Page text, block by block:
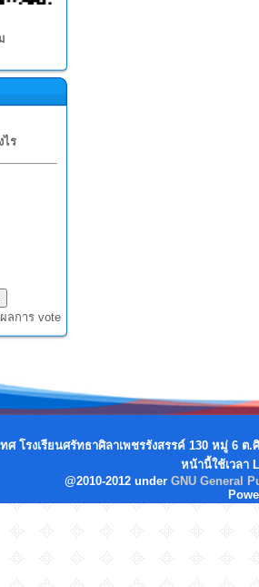
ร
ลการ vote
ศ โรงเรียนศรัทธาศิลาเพชรรังสรรค์ 130 หมู่ 6
หน้านี้ใช้เวลา
@2010-2012 under GNU General